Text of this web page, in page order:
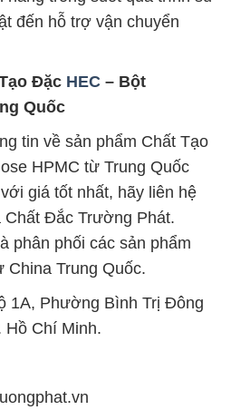
đến hỗ trợ vận chuyển
Đặc HEC – Bột
Quốc
tin về sản phẩm Chất Tạo
HPMC từ Trung Quốc
giá tốt nhất, hãy liên hệ
Chất Đắc Trường Phát.
phân phối các sản phẩm
Trung Quốc.
1A, Phường Bình Trị Đông
Hồ Chí Minh.